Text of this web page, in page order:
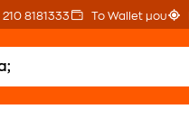
210 8181333 Το Wallet μου